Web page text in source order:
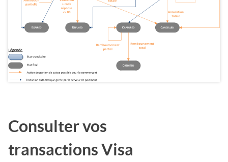
Consulter vos
transactionsVisa